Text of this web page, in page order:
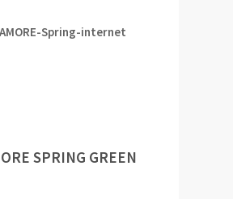
SPRING GREEN